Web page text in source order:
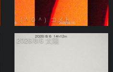
（＾０＾）コメト
2026/8/6 太陽